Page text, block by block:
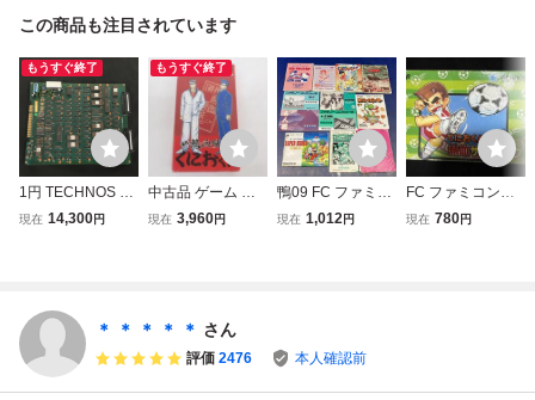
この商品も注目されています
もうすぐ終了
1円 TECHNOS JA
PAN 熱血硬派くに
現在 14,300円
もうすぐ終了
中古品 ゲーム ス
ーパーファミコン
現在 3,960円
鴨09 FC ファミコ
ン ソフト用取説の
現在 1,012円
FC ファミコンく
におくんの熱血サ
現在 780円
＊ ＊ ＊ ＊ ＊ さん
評価 2476 本人確認前